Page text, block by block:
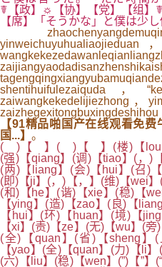
☤【政】☼【协】【党】【组】
【席】「そうかな」と僕は少
yinweichuyuhualiaojieduan
shentihuifulezaiquda，
zaiwangkekedelijiezhong，
【91精品啪国产在线观看免
国...】 。
( )【 】( )【 】(楼)【lou】
(强)【qiang】(调)【tiao】(，)
(两)【liang】(会)【hui】(召)
(即)【ji】(，)【，】(维)【wei
(和)【he】(谐)【xie】(稳)【
【ying】(造)【zao】(良)【
【hui】(环)【huan】(境)【
【xi】(责)【ze】(无)【wu】(
(全)【quan】(省)【sheng】
【yao】(全)【quan】(力)【li】
(六)【liu】(稳)【wen】(”)【”】